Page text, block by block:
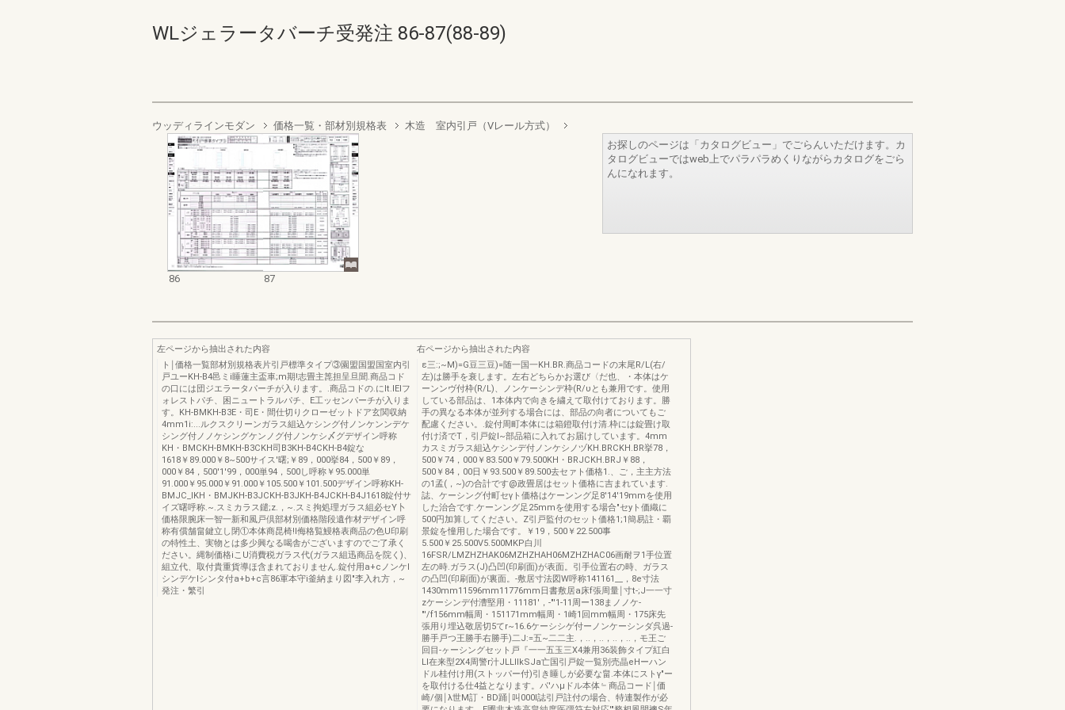
WLジェラータバーチ受発注 86-87(88-89)
ウッディラインモダン 価格一覧・部材別規格表 木造 室内引戸（Vレール方式）
86 87
お探しのページは「カタログビュー」でごらんいただけます。カ
タログビューではweb上でパラパラめくりながらカタログをごら
んになれます。
左ページから抽出された内容
ト￨価格一覧部材別規格表片引戸標準タイプ③園盟国盟国室内引
戸ユーKH-B4邑ミi睡蓮主盃車;m期!志畳主箆担呈旦聞.商品コド
の口には団ジエラータパーチが入ります。.商品コドの.にIt.lElフ
ォレストパチ、困ニュートラルパチ、E工ッセンパーチが入りま
す。KH-BMKH-B3E・司E・間仕切りクローゼットドア玄関収納
4mm1i:...ルクスクリーンガラス組込ケシング付ノンケンンデケ
シング付ノノケシングケンノグ付ノンケシ〆グデザイン呼称
KH・BMCKH-BMKH-B3CKH司B3KH-B4CKH-B4錠な
1618￥89.000￥8~500サイス'曙;￥89，000挙84，500￥89，
000￥84，500'1'99，000単94，500し呼称￥95.000単
91.000￥95.000￥91.000￥105.500￥101.500デザイン呼称KH-
BMJC_IKH・BMJKH-B3JCKH-B3JKH-B4JCKH-B4J1618錠付サ
イズ曙呼称.~.スミカラス鑓;z.，~.スミ拘処理ガラス組必セY卜
価格限腕床一智一新和風戸倶部材別価格階段遺作材デザイン呼
称有償舗畠鍵立し閉①本体商昆椅!I侮格覧鰻格表商品の色U印刷
の特性土、実物とは多少興なる喝舎がございますのでご了承く
ださい。縄制価格iこU消費税ガラス代(ガラス組迅商品を院く)、
組立代、取付貴重貨導ほ含まれておりません.錠付用a+cノンケl
シンデケlシンタ付a+b+c言86軍本守i釜納まり図"李入れ方，~
発注・繁引
右ページから抽出された内容
ε三:;~M)=G豆三豆)=随一国一KH.BR.商品コードの末尾R/L(右/
左)は勝手を衰します。左右どちらかお選び〈だ也、・本体はケ
ーンンヴ付枠(R/L)、ノンケーシンデ枠(R/υとも兼用です。使用
している部品は、1本体内で向きを繍えて取付けております。勝
手の異なる本体が並列する場合には、部品の向者についてもご
配慮ください。.錠付周町本体には箱鐙取付け清.枠には錠畳け取
付け済でT，引戸錠I~部品箱に入れてお届けしています。4mm
カスミガラス組込ケシンデ付ノンケシノヅKH.BRCKH.BR挙78，
500￥74，000￥83.500￥79.500KH・BRJCKH.BRJ￥88，
500￥84，00日￥93.500￥89.500去セァト価格1.、ご，主主方法
の1孟(，~)の合計です@政畳居はセット価格に吉まれています.
誌、ケーシング付町セγト価格はケーンング足8'14'19mmを使用
した治合です.ケーンング足25mmを使用する場合"セyト価織に
500円加算してください。Z引戸監付のセット価格1;1簡易註・覇
景錠を憧用した場合です。￥19，500￥22.500事
5.500￥25.500V5.500MKP白川
16FSR/LMZHZHAK06MZHZHAH06MZHZHAC06画耐ヲ1手位置
左の時.ガラス(J)凸凹(印刷面)が表面。引手位置右の時、ガラス
の凸凹(印刷面)が裏面。-敷居寸法図W呼称141161__，8e寸法
1430mm11596mm11776mm日書敷居a床f張周量￨寸t-;J一一寸
zケーシンデ付漕堅用・11181'，-"'1-11周ー138まノノケ-
"'/f156mm幅周・151171mm幅周・1崎1回mm幅周・175床先
張用り埋込敬居切5てr~16.6ケーシシゲ付ーノンケーシンダ呉過-
勝手戸つ王勝手右勝手)二J:=五~二二主.，..，..，..，..，モ王ご
回目-ヶーシングセット戸『一一五玉三X4兼用36装飾タイプ紅白
LI在来型2X4周警r汁JLLIlkSJa亡国引戸錠一覧別売晶eHーハン
ドル桂付け用(ストッパー付)引き睡しが必要な畠.本体にストγ"ー
を取付ける仕4益となります。パ'ハμドル本体﹄商品コード￨価
崎/個￨λ世M訂・BD踊￨叫000I誌引戸註付の場合、特連製作が必